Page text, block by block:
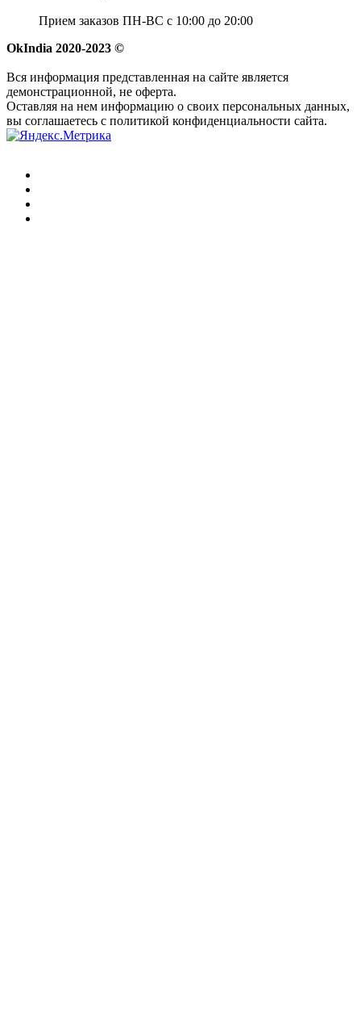
Прием заказов ПН-ВС с 10:00 до 20:00
OkIndia 2020-2023 ©
Вся информация представленная на сайте является
демонстрационной, не оферта.
Оставляя на нем информацию о своих персональных данных,
вы соглашаетесь с политикой конфиденциальности сайта.